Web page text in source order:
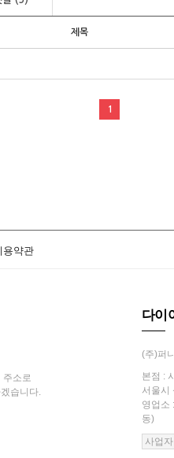
제목
1
용약관
주소로
습니다.
다이
(주)퍼
본점 :
서울시
영업소
동)
사업